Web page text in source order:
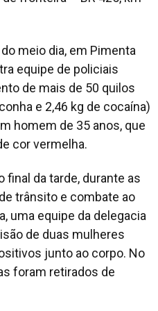
meio dia, em Pimenta
equipe de policiais
de mais de 50 quilos
e 2,46 kg de cocaína)
homem de 35 anos, que
cor vermelha.
final da tarde, durante as
trânsito e combate ao
uma equipe da delegacia
de duas mulheres
junto ao corpo. No
foram retirados de